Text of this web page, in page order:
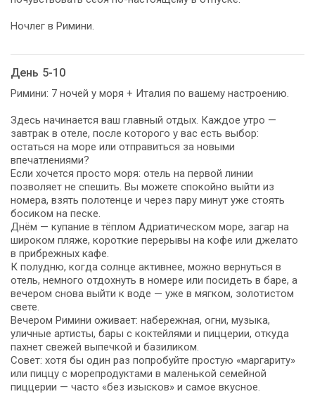
Ночлег в Римини.
День 5-10
Римини: 7 ночей у моря + Италия по вашему настроению.
Здесь начинается ваш главный отдых. Каждое утро —
завтрак в отеле, после которого у вас есть выбор:
остаться на море или отправиться за новыми
впечатлениями?
Если хочется просто моря: отель на первой линии
позволяет не спешить. Вы можете спокойно выйти из
номера, взять полотенце и через пару минут уже стоять
босиком на песке.
Днём — купание в тёплом Адриатическом море, загар на
широком пляже, короткие перерывы на кофе или джелато
в прибрежных кафе.
К полудню, когда солнце активнее, можно вернуться в
отель, немного отдохнуть в номере или посидеть в баре, а
вечером снова выйти к воде — уже в мягком, золотистом
свете.
Вечером Римини оживает: набережная, огни, музыка,
уличные артисты, бары с коктейлями и пиццерии, откуда
пахнет свежей выпечкой и базиликом.
Совет: хотя бы один раз попробуйте простую «маргариту»
или пиццу с морепродуктами в маленькой семейной
пиццерии — часто «без изысков» и самое вкусное.